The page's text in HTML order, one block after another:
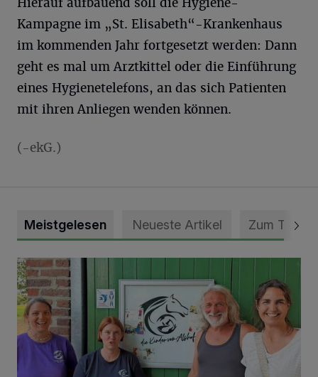
Kampagne im „St. Elisabeth“-Krankenhaus
im kommenden Jahr fortgesetzt werden: Dann
geht es mal um Arztkittel oder die Einführung
eines Hygienetelefons, an das sich Patienten
mit ihren Anliegen wenden können.
(-ekG.)
Meistgelesen Neueste Artikel Zum Thema
Vorbildlicher Einsatz für den Artenschutz gewürdigt